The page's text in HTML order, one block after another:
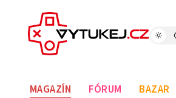
MAGAZÍN FÓRUM BAZAR